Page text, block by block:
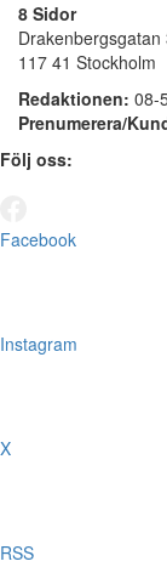
8 Sidor
Drakenbergsgatan
117 41 Stockholm
Redaktionen: 08-
Prenumerera/
Följ oss:
Facebook
Instagram
X
RSS